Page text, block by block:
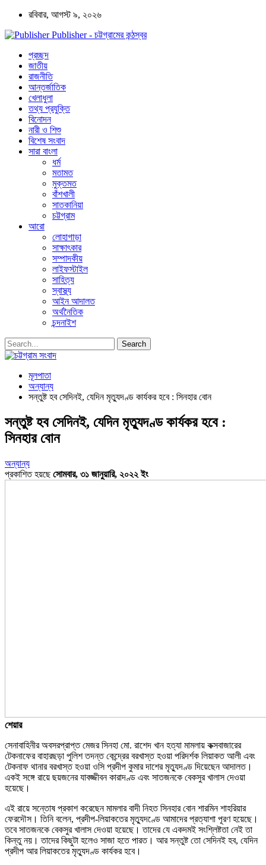
রবিবার, আগস্ট ৯, ২০২৬
Publisher - চট্টগ্রামের কন্ঠস্বর
প্রচ্ছদ
জাতীয়
রাজনীতি
আন্তর্জাতিক
খেলাধুলা
তথ্য প্রযুক্তি
বিনোদন
নারী ও শিশু
বিশেষ সংবাদ
সারা বাংলা
ধর্ম
মতামত
মুক্তমত
বাঁশখালী
সাতকানিয়া
চট্টগ্রাম
আরো
লোহাগাড়া
সাক্ষাৎকার
সম্পাদকীয়
লাইফস্টাইল
সাহিত্য
স্বাস্থ্য
আইন আদালত
অর্থনৈতিক
চন্দনাইশ
মূলপাতা
অন্যান্য
সন্তুষ্ট হব সেদিনই, যেদিন মৃত্যুদণ্ড কার্যকর হবে : সিনহার বোন
সন্তুষ্ট হব সেদিনই, যেদিন মৃত্যুদণ্ড কার্যকর হবে :
সিনহার বোন
অন্যান্য
প্রকাশিত হয়ছেসোমবার, ৩১ জানুয়ারি, ২০২২ ইং
শেয়ার
সেনাবাহিনীর অবসরপ্রাপ্ত মেজর সিনহা মো. রাশেদ খান হত্যা মামলায় কক্সবাজারের
টেকনাফের বাহারছড়া পুলিশ তদন্ত কেন্দ্রের বরখাস্ত হওয়া পরিদর্শক লিয়াকত আলী এবং
টেকনাফ থানার বরখাস্ত হওয়া ওসি প্রদীপ কুমার দাশের মৃত্যুদণ্ড দিয়েছেন আদালত।
একই সঙ্গে রায়ে ছয়জনের যাবজ্জীবন কারাদণ্ড এবং সাতজনকে বেকসুর খালাস দেওয়া
হয়েছে।
এই রায়ে সন্তোষ প্রকাশ করেছেন মামলার বাদী নিহত সিনহার বোন শারমিন শাহরিয়ার
ফেরদৌস। তিনি বলেন, প্রদীপ-লিয়াকতের মৃত্যুদণ্ডে আমাদের প্রত্যাশা পূরণ হয়েছে।
তবে সাতজনকে বেকসুর খালাস দেওয়া হয়েছে। তাদের যে একদমই সংশ্লিষ্টতা নেই তা
কিন্তু নয়। তাদের কিছুটা হলেও সাজা হতে পারত। আর সন্তুষ্ট তো সেদিনই হব, যেদিন
প্রদীপ আর লিয়াকতের মৃত্যুদণ্ড কার্যকর হবে।